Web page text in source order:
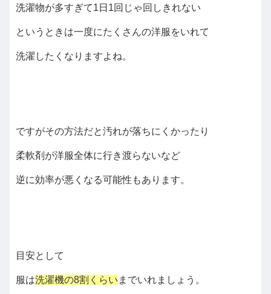
洗濯物が多すぎて1日1回じゃ回しきれない
というときは一度にたくさんの洋服をいれて
洗濯したくなりますよね。
ですがその方法だと汚れが落ちにくかったり
柔軟剤が洋服全体に行き渡らないなど
逆に効率が悪くなる可能性もあります。
目安として
服は洗濯機の8割くらい までいれましょう。